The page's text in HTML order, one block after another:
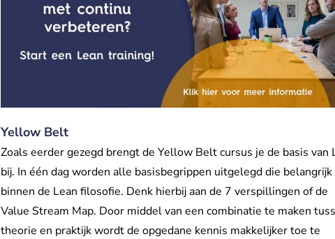
Yellow Belt
Zoals eerder gezegd brengt de Yellow Belt cursus je de basis van
bij. In één dag worden alle basisbegrippen uitgelegd die belangrijk
binnen de Lean filosofie. Denk hierbij aan de 7 verspillingen of de
Value Stream Map. Door middel van een combinatie te maken
theorie en praktijk wordt de opgedane kennis makkelijker toe te